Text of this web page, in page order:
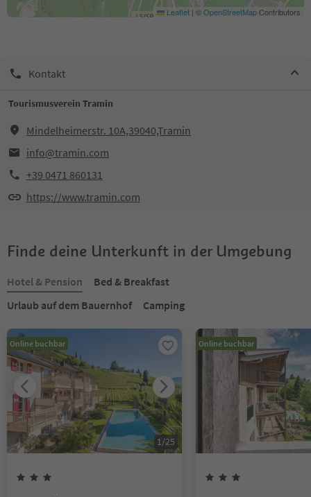
Leaflet | ©OpenStreetMapContributors
Kontakt
Tourismusverein Tramin
Mindelheimerstr. 10A,39040,Tramin
info@tramin.com
+39 0471 860131
https://www.tramin.com
Finde deine Unterkunft in der Umgebung
Hotel & Pension
Bed & Breakfast
Urlaub auf dem Bauernhof
Camping
Online buchbar
1/25
Online buchbar